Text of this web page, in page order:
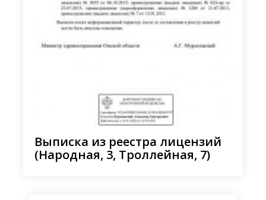
Выписка из реестра лицензий
(Народная, 3, Троллейная, 7)